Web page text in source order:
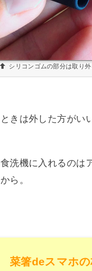
シリコンゴムの部分は取り
きは外した方がい
洗機に入れるのは
ら。
菜箸deスマホ